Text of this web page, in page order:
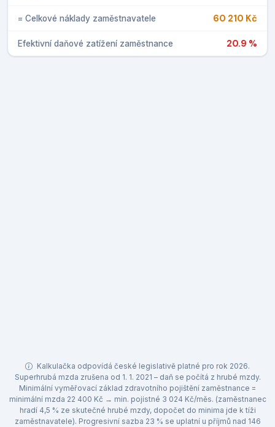
= Celkové náklady zaměstnavatele 60 210 Kč
Efektivní daňové zatížení zaměstnance 20.9 %
Kalkulačka odpovídá české legislativě platné pro rok 2026.
Superhrubá mzda zrušena od 1. 1. 2021 – daň se počítá z hrubé mzdy.
Minimální vyměřovací základ zdravotního pojištění zaměstnance =
minimální mzda 22 400 Kč → min. pojistné 3 024 Kč/měs. (zaměstnanec
hradí 4,5 % ze skutečné hrubé mzdy, dopočet do minima jde k tíži
zaměstnavatele). Progresivní sazba 23 % se uplatní u příjmů nad 146